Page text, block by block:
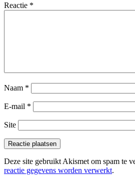
Reactie *
Naam *
E-mail *
Site
Deze site gebruikt Akismet om spam te
reactie gegevens worden verwerkt.